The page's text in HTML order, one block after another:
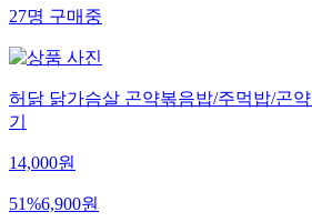
27명구매중
허닭 닭가슴살 곤약볶음밥/주먹밥/곤
기
14,000원
51%6,900원